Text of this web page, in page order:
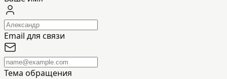
Email для связи
Тема обращения